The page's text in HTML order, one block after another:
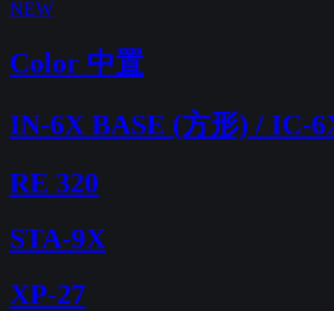
NEW
Color 中置
IN-6X BASE (方形) / IC-
RE 320
STA-9X
XP-27